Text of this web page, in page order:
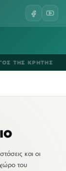
ΚΡΗΤΗΣ
και οι
χώρο του